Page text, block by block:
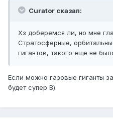
Curator сказал:
Хз доберемся ли, но мне
Стратосферные,
гигантов, такого еще не
Если можно газовые гиганты
будет супер В)